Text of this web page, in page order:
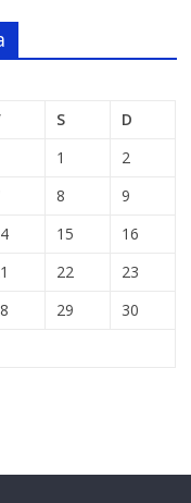
S
D
1
2
8
9
15
16
22
23
29
30